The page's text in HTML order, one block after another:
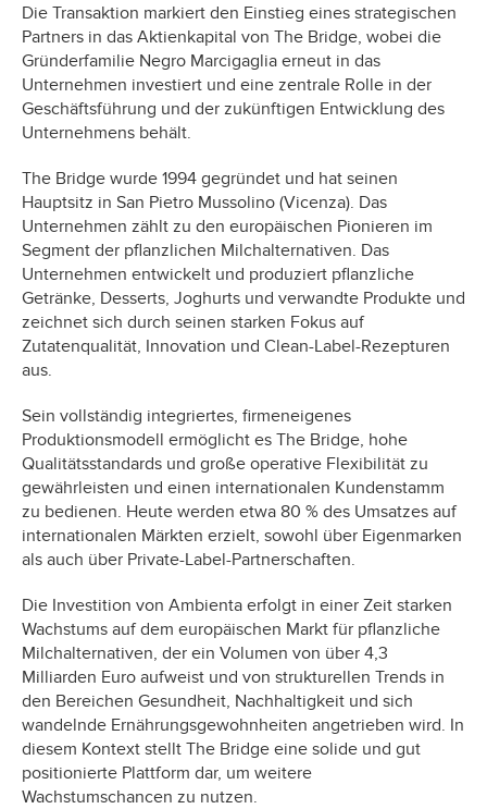
Die Transaktion markiert den Einstieg eines strategischen
Partners in das Aktienkapital von The Bridge, wobei die
Gründerfamilie Negro Marcigaglia erneut in das
Unternehmen investiert und eine zentrale Rolle in der
Geschäftsführung und der zukünftigen Entwicklung des
Unternehmens behält.
The Bridge wurde 1994 gegründet und hat seinen
Hauptsitz in San Pietro Mussolino (Vicenza). Das
Unternehmen zählt zu den europäischen Pionieren im
Segment der pflanzlichen Milchalternativen. Das
Unternehmen entwickelt und produziert pflanzliche
Getränke, Desserts, Joghurts und verwandte Produkte und
zeichnet sich durch seinen starken Fokus auf
Zutatenqualität, Innovation und Clean-Label-Rezepturen
aus.
Sein vollständig integriertes, firmeneigenes
Produktionsmodell ermöglicht es The Bridge, hohe
Qualitätsstandards und große operative Flexibilität zu
gewährleisten und einen internationalen Kundenstamm
zu bedienen. Heute werden etwa 80 % des Umsatzes auf
internationalen Märkten erzielt, sowohl über Eigenmarken
als auch über Private-Label-Partnerschaften.
Die Investition von Ambienta erfolgt in einer Zeit starken
Wachstums auf dem europäischen Markt für pflanzliche
Milchalternativen, der ein Volumen von über 4,3
Milliarden Euro aufweist und von strukturellen Trends in
den Bereichen Gesundheit, Nachhaltigkeit und sich
wandelnde Ernährungsgewohnheiten angetrieben wird. In
diesem Kontext stellt The Bridge eine solide und gut
positionierte Plattform dar, um weitere
Wachstumschancen zu nutzen.